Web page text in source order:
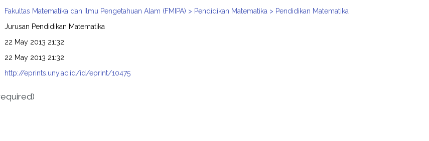
Fakultas Matematika dan Ilmu Pengetahuan Alam (FMIPA) > Pendidikan Matematika > Pendidikan Matematika
Jurusan Pendidikan Matematika
22 May 2013 21:32
22 May 2013 21:32
http://eprints.uny.ac.id/id/eprint/10475